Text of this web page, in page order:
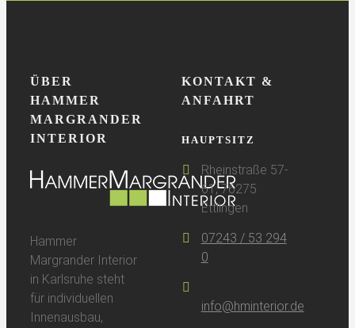
ÜBER
HAMMER
MARGRANDER
INTERIOR
Hammer
Margrander Interior
in Karlsruhe steht
für individuellen
Innenausbau,
KONTAKT &
ANFAHRT
HAUPTSITZ
Rheinstraße 57-
61, 76275
Ettlingen
07243 / 53 294
0
info@hminterior.de